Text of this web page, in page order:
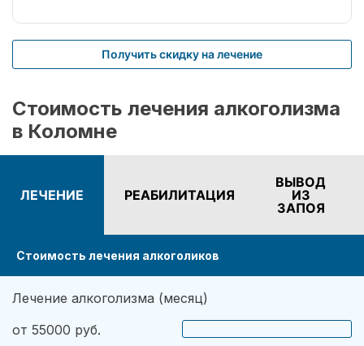
комплексное избавление наркомании.
Учитываются и хронические заболевания,
приобретенные в результате длительных
комплексе провели процедуру кодирования.
Вылечить в моем случае оказалось не так-то
просто. Мне было недостаточно только
оказания первой помощи при запое. Врачи, не
теряя времени, подобрали для меня несколько
эффективных методов. Психиатр определил
наличие дополнительных проблем. Также хочу
вам сказать, что огромное значение имеет
мотивация. Сейчас я абсолютно не
употребляю напитков. Не пью уже три года,
надеюсь продолжать в том же духе.
Получить скидку на лечение
Стоимость лечения алкоголизма
в Коломне
ЛЕЧЕНИЕ РЕАБИЛИТАЦИЯ
ВЫВОД
ИЗ
ЗАПОЯ
Стоимость лечения алкоголиков
Лечение алкоголизма (месяц)
от 55000 руб.